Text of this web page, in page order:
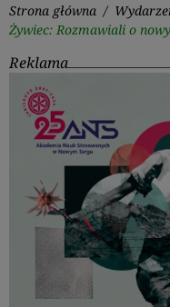
Strona główna /
Żywiec: Rozmawiali o
Reklama